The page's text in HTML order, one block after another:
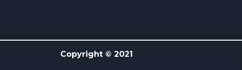
Copyright © 2021